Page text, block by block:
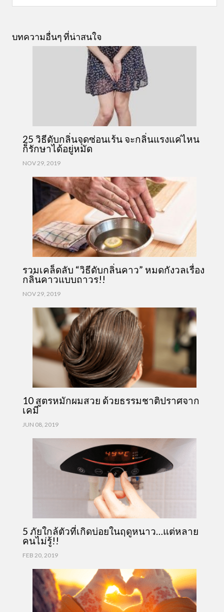
บทความอื่นๆ ที่น่าสนใจ
25 วิธีดับกลิ่นจุดซ่อนเร้น จะกลิ่นแรงแค่ไหน
ก็รักษาได้อยู่หมัด
NOV 29, 2019
รวมเคล็ดลับ “วิธีดับกลิ่นคาว” หมดกังวลเรื่อง
กลิ่นคาวแบบถาวร!!
NOV 29, 2019
10 สูตรหมักผมสวย ด้วยธรรมชาติปราศจาก
เคมี
JUN 08, 2019
5 ภัยใกล้ตัวที่เกิดบ่อยในฤดูหนาว…แต่หลาย
คนไม่รู้!!
FEB 20, 2019